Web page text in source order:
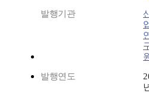
발행기관
발행연도